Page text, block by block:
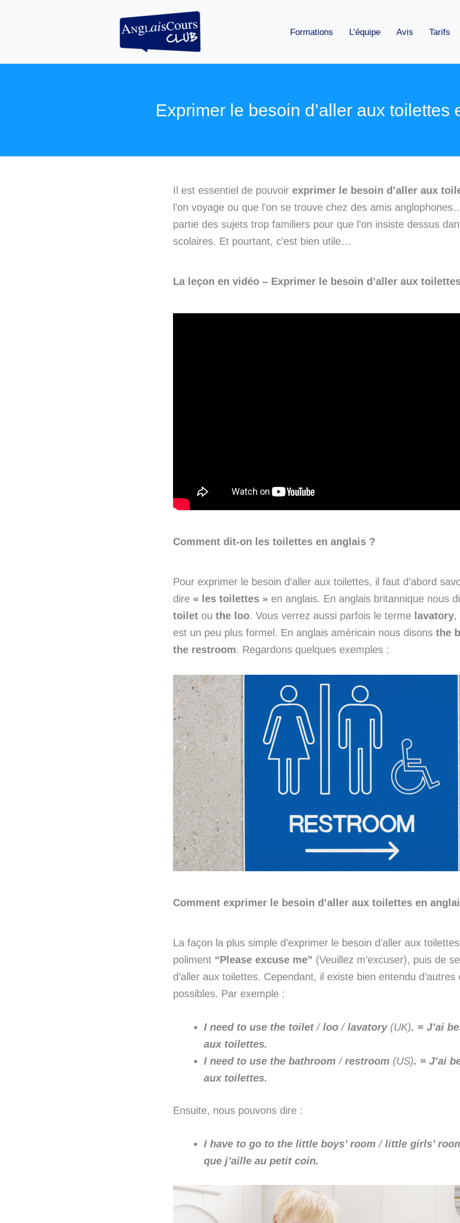
Formations L’équipe Avis Tarifs
Exprimer le besoin d’aller aux toilettes
Il est essentiel de pouvoir exprimer le besoin d’aller aux
l’on voyage ou que l’on se trouve chez des amis
partie des sujets trop familiers pour que l’on insiste dessus
scolaires. Et pourtant, c’est bien utile…
La leçon en vidéo – Exprimer le besoin d’aller aux
Comment dit-on les toilettes en anglais ?
Pour exprimer le besoin d’aller aux toilettes, il faut d’abord
dire « les toilettes » en anglais. En anglais britannique nous
toilet ou the loo. Vous verrez aussi parfois le terme lavatory,
est un peu plus formel. En anglais américain nous disons the
the restroom. Regardons quelques exemples :
Comment exprimer le besoin d’aller aux toilettes en
La façon la plus simple d’exprimer le besoin d’aller aux
poliment “Please excuse me” (Veuillez m’excuser), puis de
d’aller aux toilettes. Cependant, il existe bien entendu d’autres
possibles. Par exemple :
I need to use the toilet/loo/lavatory(UK). = J’ai
aux toilettes.
I need to use the bathroom/restroom (US). = J’ai
aux toilettes.
Ensuite, nous pouvons dire :
I have to go to the little boys’ room/little girls’
que j’aille au petit coin.